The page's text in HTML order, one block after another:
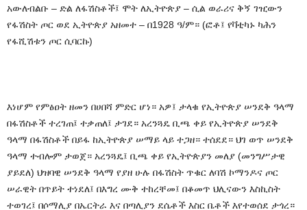
አውለብልቡ – ድል ለፋሽስቶች፤ ሞት ለኢትዮጵያ – ሲል ወራሪና ቅኝ ገዢውን
የፋሽስት ጦር ወደ ኢትዮጵያ አዘመተ – በ1928 ዓ/ም። (ፎቶ፤ የቫቲካኑ ካሕን
የፋሺሽቱን ጦር ሲባርኩ)
እነሆም የምፅዐት ዘመን በሀበሻ ምድር ሆነ። አዎ፤ ታላቁ የኢትዮጵያ ሠንደቅ ዓላማ
በፋሽስቶች ተረገጠ፤ ተቃጠለ፤ ታገደ። አረንጓዴ ቢጫ ቀይ የኢትዮጵያ ሠንደቅ
ዓላማ በፋሽስቶች በይፋ ከኢትዮጵያ ሠማይ ላይ ተጋዘ። ተሰደደ። ህገ ወጥ ሠንደቅ
ዓላማ ተብሎም ታወጀ። አረንጓዴ፤ ቢጫ ቀይ የኢትዮጵያን መለያ (መንግሥታዊ
ያይደለ) ህዝባዊ ሠንደቅ ዓላማ የያዘ ሁሉ በፋሽስት ጥቁር ለባሽ ኮማንዶና ጦር
ሠራዊት በጥይት ተነደለ፤ በእግረ ሙቅ ተከረቸመ፤ በቆመጥ ህሊናውን እስኪስት
ተወገረ፤ በሶማሊያ በኤርትራ እና በጣሊያን ደሴቶች እስር ቤቶች እየተወሰደ ታጎረ።